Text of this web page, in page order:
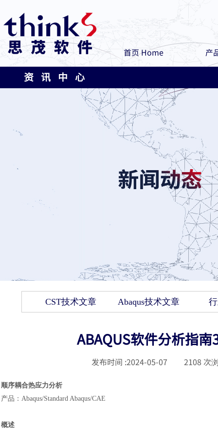
首页 Home 产
资 讯 中 心
CST技术文章 Abaqus技术文章
ABAQUS软件分析指
发布时间 :2024-05-07 2108 次
顺序耦合热应力分析
产品 ： Abaqus/Standard Abaqus/CAE
概述